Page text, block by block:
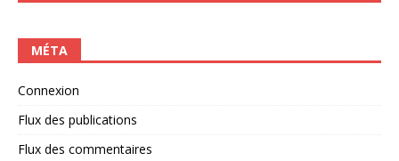
MÉTA
Connexion
Flux des publications
Flux des commentaires